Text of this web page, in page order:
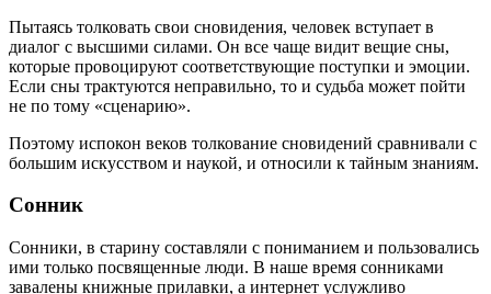
Пытаясь толковать свои сновидения, человек вступает в
диалог с высшими силами. Он все чаще видит вещие сны,
которые провоцируют соответствующие поступки и эмоции.
Если сны трактуются неправильно, то и судьба может пойти
не по тому «сценарию».
Поэтому испокон веков толкование сновидений сравнивали с
большим искусством и наукой, и относили к тайным знаниям.
Сонник
Сонники, в старину составляли с пониманием и пользовались
ими только посвященные люди. В наше время сонниками
завалены книжные прилавки, а интернет услужливо